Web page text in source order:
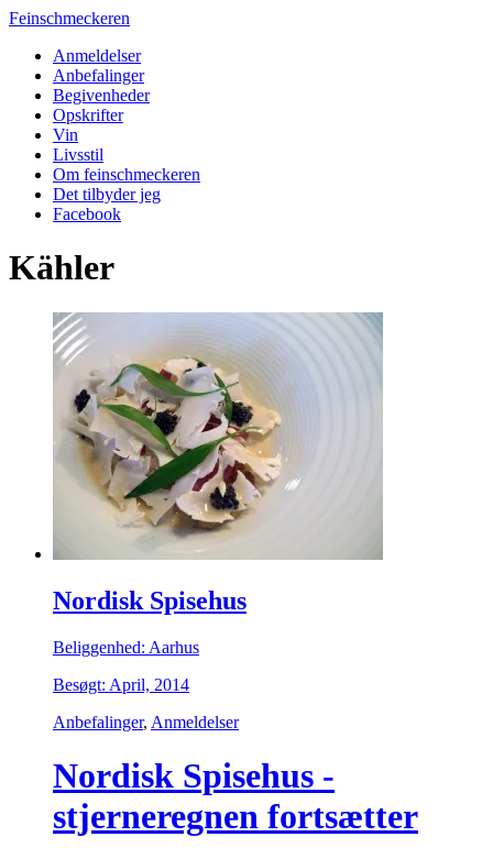
Feinschmeckeren
Anmeldelser
Anbefalinger
Begivenheder
Opskrifter
Vin
Livsstil
Om feinschmeckeren
Det tilbyder jeg
Facebook
Kähler
Nordisk Spisehus
Beliggenhed: Aarhus
Besøgt: April, 2014
Anbefalinger, Anmeldelser
Nordisk Spisehus -
stjerneregnen fortsætter